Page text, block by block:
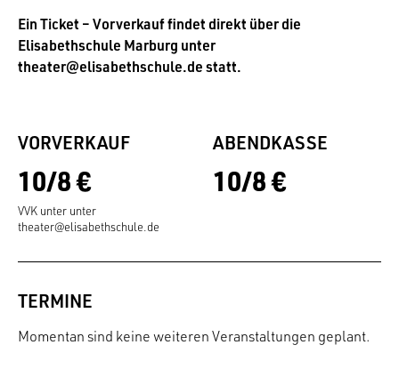
Ein Ticket – Vorverkauf findet direkt über die
Elisabethschule Marburg unter
theater@elisabethschule.de statt.
VORVERKAUF
10/8 €
VVK unter unter
theater@elisabethschule.de
ABENDKASSE
10/8 €
TERMINE
Momentan sind keine weiteren Veranstaltungen geplant.